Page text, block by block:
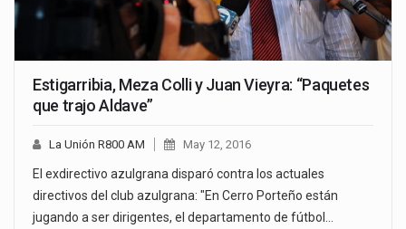
Estigarribia, Meza Colli y Juan Vieyra: “Paquetes
que trajo Aldave”
La Unión R800 AM May 12, 2016
El exdirectivo azulgrana disparó contra los actuales
directivos del club azulgrana: "En Cerro Porteño están
jugando a ser dirigentes, el departamento de fútbol…